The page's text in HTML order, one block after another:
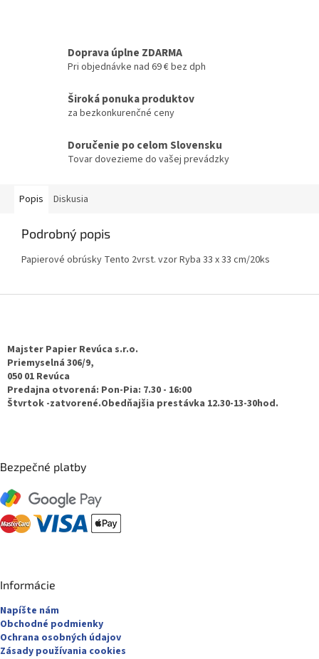
Doprava úplne ZDARMA
Pri objednávke nad 69 € bez dph
Široká ponuka produktov
za bezkonkurenčné ceny
Doručenie po celom Slovensku
Tovar dovezieme do vašej prevádzky
Popis Diskusia
Podrobný popis
Papierové obrúsky Tento 2vrst. vzor Ryba 33 x 33 cm/20ks
Majster Papier Revúca s.r.o.
Priemyselná 306/9,
050 01 Revúca
Predajna otvorená: Pon-Pia: 7.30 - 16:00
Štvrtok -zatvorené.Obedňajšia prestávka 12.30-13-30hod.
Bezpečné platby
Informácie
Napíšte nám
Obchodné podmienky
Ochrana osobných údajov
Zásady používania cookies